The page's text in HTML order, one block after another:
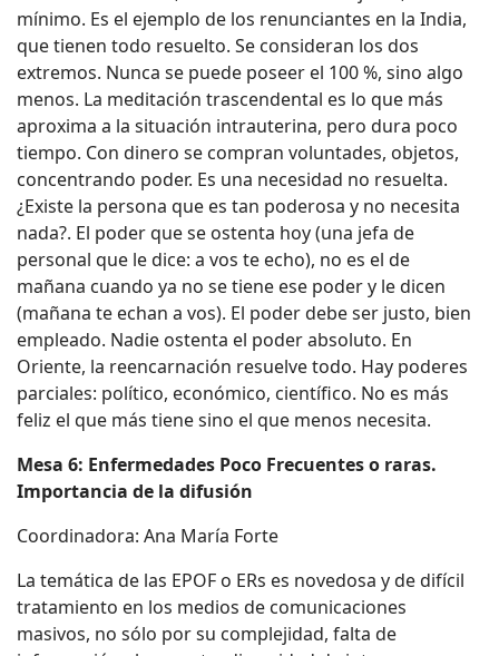
mínimo. Es el ejemplo de los renunciantes en la India,
que tienen todo resuelto. Se consideran los dos
extremos. Nunca se puede poseer el 100 %, sino algo
menos. La meditación trascendental es lo que más
aproxima a la situación intrauterina, pero dura poco
tiempo. Con dinero se compran voluntades, objetos,
concentrando poder. Es una necesidad no resuelta.
¿Existe la persona que es tan poderosa y no necesita
nada?. El poder que se ostenta hoy (una jefa de
personal que le dice: a vos te echo), no es el de
mañana cuando ya no se tiene ese poder y le dicen
(mañana te echan a vos). El poder debe ser justo, bien
empleado. Nadie ostenta el poder absoluto. En
Oriente, la reencarnación resuelve todo. Hay poderes
parciales: político, económico, científico. No es más
feliz el que más tiene sino el que menos necesita.
Mesa 6: Enfermedades Poco Frecuentes o raras.
Importancia de la difusión
Coordinadora: Ana María Forte
La temática de las EPOF o ERs es novedosa y de difícil
tratamiento en los medios de comunicaciones
masivos, no sólo por su complejidad, falta de